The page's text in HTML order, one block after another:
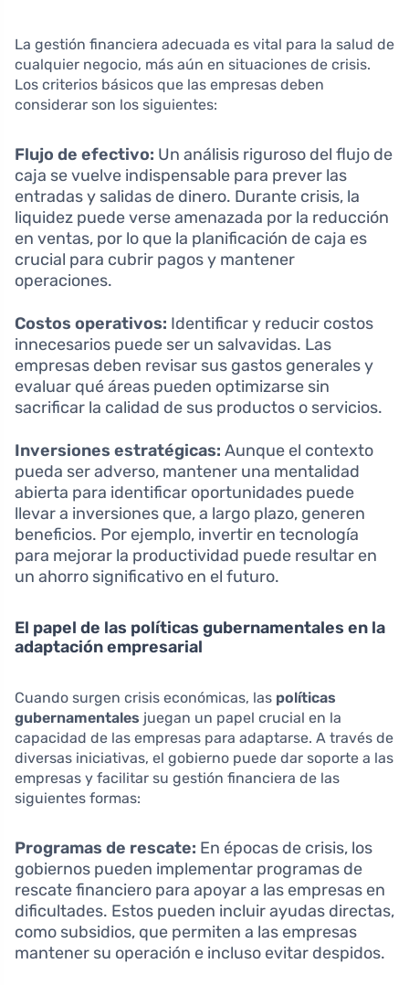
La gestión financiera adecuada es vital para la salud de
cualquier negocio, más aún en situaciones de crisis.
Los criterios básicos que las empresas deben
considerar son los siguientes:
Flujo de efectivo: Un análisis riguroso del flujo de
caja se vuelve indispensable para prever las
entradas y salidas de dinero. Durante crisis, la
liquidez puede verse amenazada por la reducción
en ventas, por lo que la planificación de caja es
crucial para cubrir pagos y mantener
operaciones.
Costos operativos: Identificar y reducir costos
innecesarios puede ser un salvavidas. Las
empresas deben revisar sus gastos generales y
evaluar qué áreas pueden optimizarse sin
sacrificar la calidad de sus productos o servicios.
Inversiones estratégicas: Aunque el contexto
pueda ser adverso, mantener una mentalidad
abierta para identificar oportunidades puede
llevar a inversiones que, a largo plazo, generen
beneficios. Por ejemplo, invertir en tecnología
para mejorar la productividad puede resultar en
un ahorro significativo en el futuro.
El papel de las políticas gubernamentales en la
adaptación empresarial
Cuando surgen crisis económicas, las políticas
gubernamentales juegan un papel crucial en la
capacidad de las empresas para adaptarse. A través de
diversas iniciativas, el gobierno puede dar soporte a las
empresas y facilitar su gestión financiera de las
siguientes formas:
Programas de rescate: En épocas de crisis, los
gobiernos pueden implementar programas de
rescate financiero para apoyar a las empresas en
dificultades. Estos pueden incluir ayudas directas,
como subsidios, que permiten a las empresas
mantener su operación e incluso evitar despidos.